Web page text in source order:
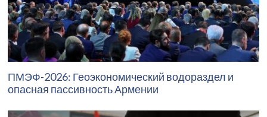
ПМЭФ-2026: Геоэкономический водораздел и
опасная пассивность Армении